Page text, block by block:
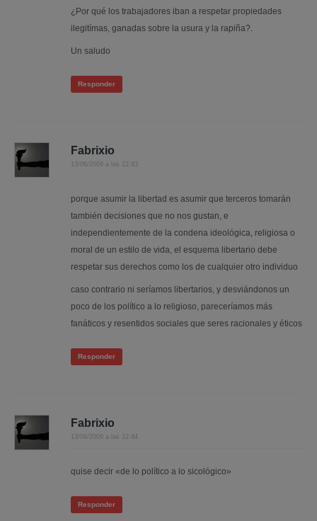
¿Por qué los trabajadores iban a respetar propiedades
ilegitímas, ganadas sobre la usura y la rapiña?.
Un saludo
Responder
Fabrixio
13/06/2009 a las 22:43
porque asumir la libertad es asumir que terceros tomarán
también decisiones que no nos gustan, e
independientemente de la condena ideológica, religiosa o
moral de un estilo de vida, el esquema libertario debe
respetar sus derechos como los de cualquier otro individuo
caso contrario ni seríamos libertarios, y desviándonos un
poco de los político a lo religioso, pareceríamos más
fanáticos y resentidos sociales que seres racionales y éticos
Responder
Fabrixio
13/06/2009 a las 22:44
quise decir «de lo político a lo sicológico»
Responder